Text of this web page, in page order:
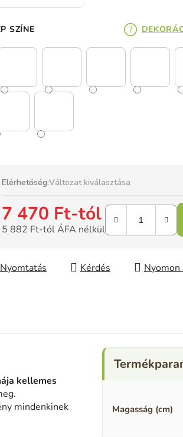
SZÍNE
Elérhetőség:Változat kiválasztása
7 470 Ft-tól
5 882 Ft-tól ÁFA nélkül
Nyomtatás
Kérdés Nyomon
kellemes
mindenkinek
Magasság (cm)